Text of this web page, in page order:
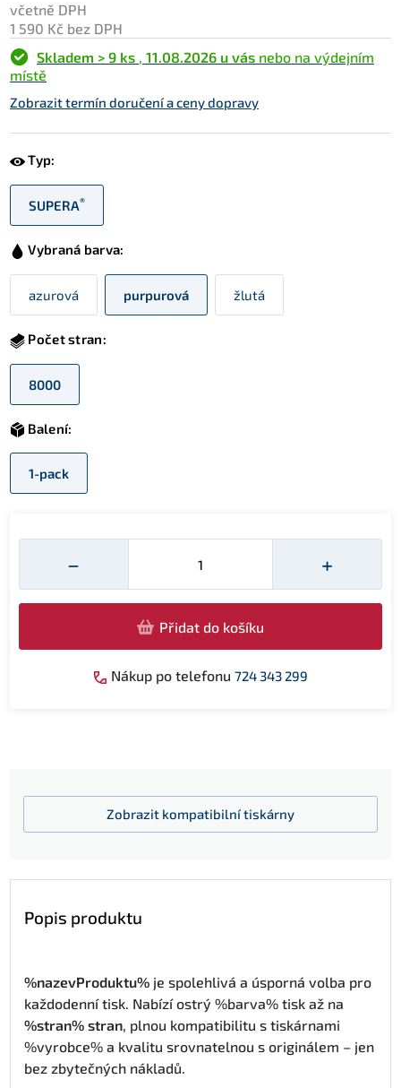
včetně DPH
1 590 Kč bez DPH
Skladem > 9 ks , 11.08.2026 u vás nebo na výdejním
místě
Zobrazit termín doručení a ceny dopravy
Typ:
SUPERA®
Vybraná barva:
azurová purpurová žlutá
Počet stran:
8000
Balení:
1-pack
−
Množství
+
Přidat do košíku
Nákup po telefonu 724 343 299
Zobrazit kompatibilní tiskárny
Popis produktu
%nazevProduktu% je spolehlivá a úsporná volba pro
každodenní tisk. Nabízí ostrý %barva% tisk až na
%stran% stran, plnou kompatibilitu s tiskárnami
%vyrobce% a kvalitu srovnatelnou s originálem – jen
bez zbytečných nákladů.